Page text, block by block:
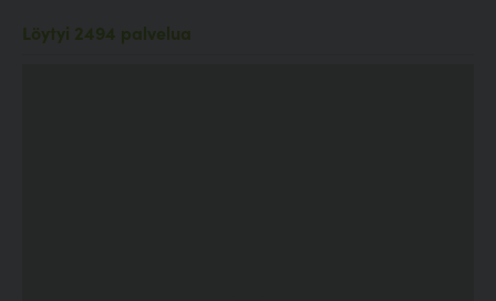
Löytyi 2494 palvelua